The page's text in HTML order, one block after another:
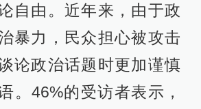
自由。近年来，由于政
暴力，民众担心被攻击
论政治话题时更加谨慎
。46%的受访者表示，